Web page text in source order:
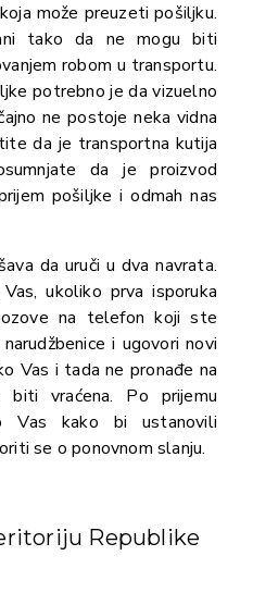
može preuzeti pošiljku.
tako da ne mogu biti
robom u transportu.
potrebno je da vizuelno
ne postoje neka vidna
da je transportna kutija
da je proizvod
pošiljke i odmah nas
da uruči u dva navrata.
ukoliko prva isporuka
na telefon koji ste
i ugovori novi
Vas i tada ne pronađe na
biti vraćena. Po prijemu
Vas kako bi ustanovili
se o ponovnom slanju.
Republike